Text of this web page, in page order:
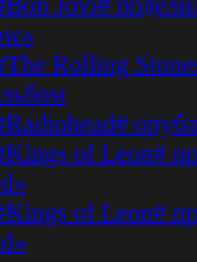
Rolling
of Leon#
of Leon#